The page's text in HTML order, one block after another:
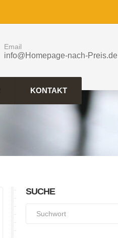
Email
info@Homepage-nach-Preis.de
KONTAKT
SUCHE